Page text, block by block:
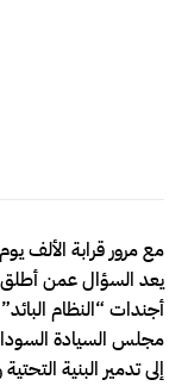
مع مرور قرابة الألف
يعد السؤال عمن أطلق
أجندات “النظام
مجلس السيادة
إلى تدمير البنية